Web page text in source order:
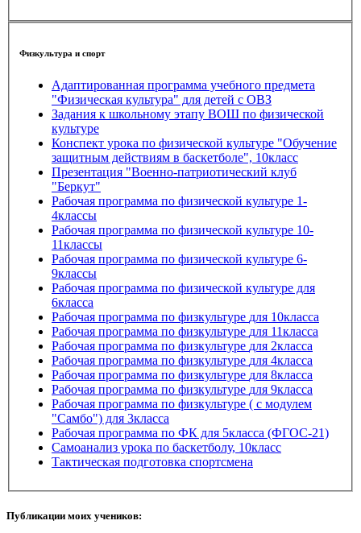
Физкультура и спорт
Адаптированная программа учебного предмета
"Физическая культура" для детей с ОВЗ
Задания к школьному этапу ВОШ по физической
культуре
Конспект урока по физической культуре "Обучение
защитным действиям в баскетболе", 10класс
Презентация "Военно-патриотический клуб
"Беркут"
Рабочая программа по физической культуре 1-
4классы
Рабочая программа по физической культуре 10-
11классы
Рабочая программа по физической культуре 6-
9классы
Рабочая программа по физической культуре для
6класса
Рабочая программа по физкультуре для 10класса
Рабочая программа по физкультуре для 11класса
Рабочая программа по физкультуре для 2класса
Рабочая программа по физкультуре для 4класса
Рабочая программа по физкультуре для 8класса
Рабочая программа по физкультуре для 9класса
Рабочая программа по физкультуре ( с модулем
"Самбо") для 3класса
Рабочая программа по ФК для 5класса (ФГОС-21)
Самоанализ урока по баскетболу, 10класс
Тактическая подготовка спортсмена
Публикации моих учеников: